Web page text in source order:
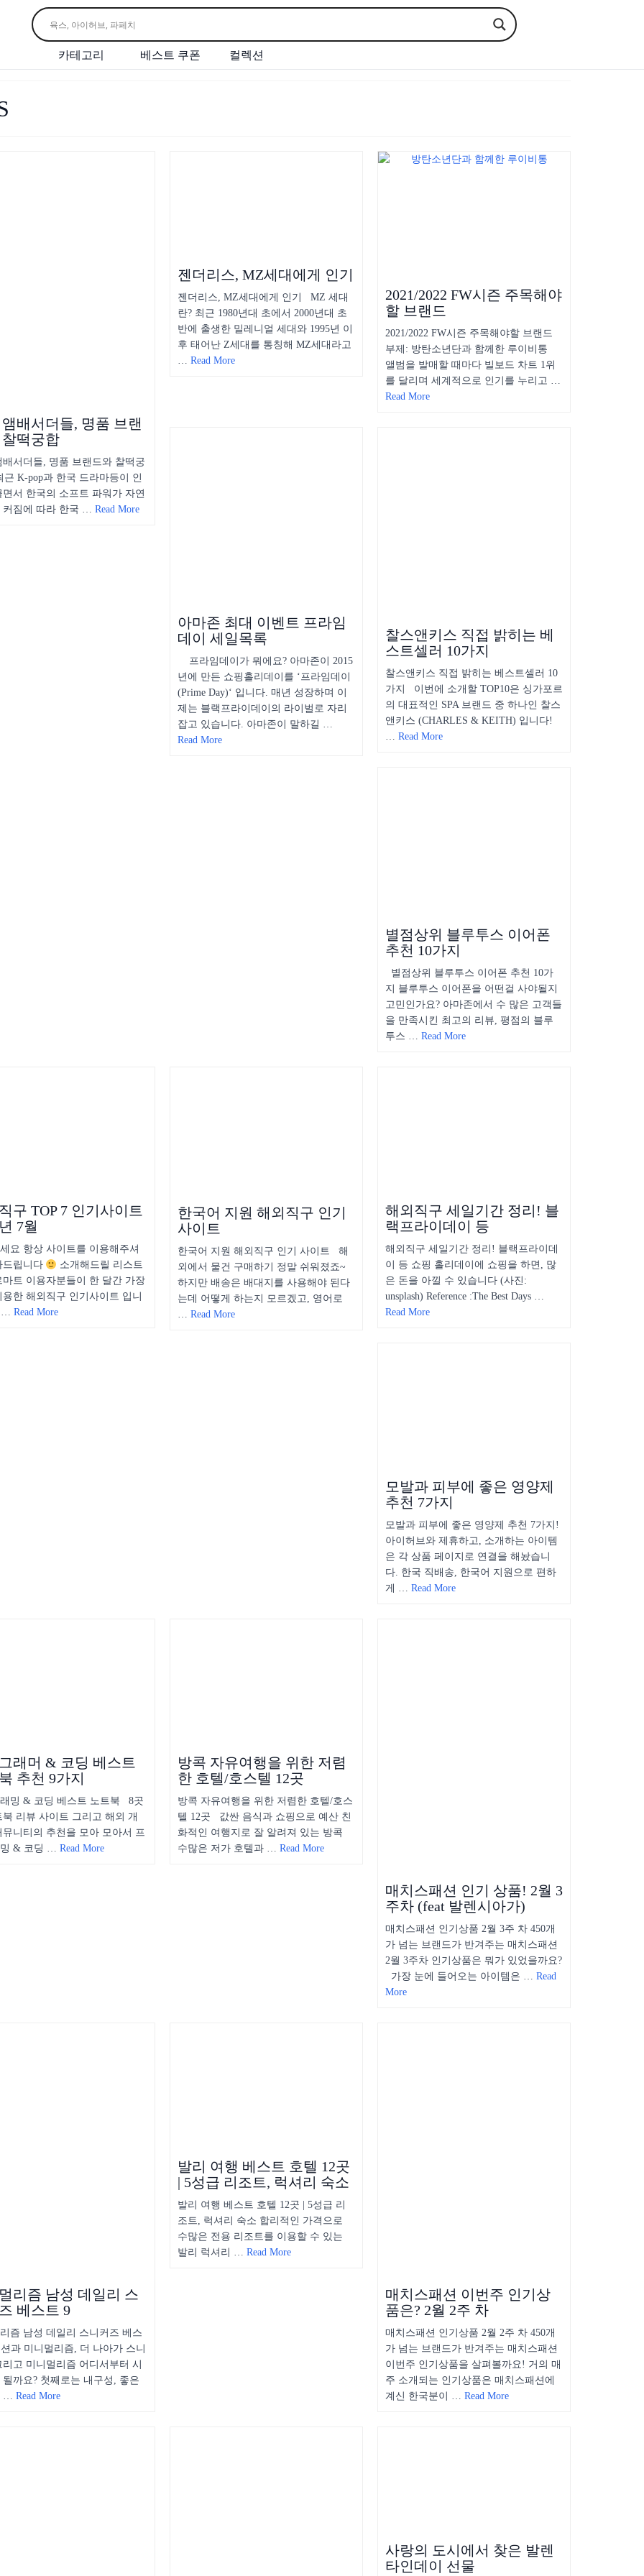
카테고리 베스트 쿠폰 컬렉션
배서더들, 명품 브랜
찰떡궁합
배서더들, 명품 브랜드와 찰떡궁
K-pop과 한국 드라마등이 인
면서 한국의 소프트 파워가 자연
커짐에 따라 한국 … Read More
젠더리스, MZ세대에게 인기
젠더리스, MZ세대에게 인기 MZ 세대
란? 최근 1980년대 초에서 2000년대 초
반에 출생한 밀레니얼 세대와 1995년 이
후 태어난 Z세대를 통칭해 MZ세대라고
… Read More
2021/2022 FW시즌 주목해야
할 브랜드
2021/2022 FW시즌 주목해야할 브랜드
부제: 방탄소년단과 함께한 루이비통
앨범을 발매할 때마다 빌보드 차트 1위
를 달리며 세계적으로 인기를 누리고 …
Read More
아마존 최대 이벤트 프라임
데이 세일목록
프라임데이가 뭐에요? 아마존이 2015
년에 만든 쇼핑홀리데이를 ‘프라임데이
(Prime Day)‘ 입니다. 매년 성장하며 이
제는 블랙프라이데이의 라이벌로 자리
잡고 있습니다. 아마존이 말하길 …
Read More
찰스앤키스 직접 밝히는 베
스트셀러 10가지
찰스앤키스 직접 밝히는 베스트셀러 10
가지 이번에 소개할 TOP10은 싱가포르
의 대표적인 SPA 브랜드 중 하나인 찰스
앤키스 (CHARLES & KEITH) 입니다!
… Read More
별점상위 블루투스 이어폰
추천 10가지
별점상위 블루투스 이어폰 추천 10가
지 블루투스 이어폰을 어떤걸 사야될지
고민인가요? 아마존에서 수 많은 고객들
을 만족시킨 최고의 리뷰, 평점의 블루
투스 … Read More
구 TOP 7 인기사이트
7월
요 항상 사이트를 이용해주셔
드립니다
소개해드릴 리스트
마트 이용자분들이 한 달간 가장
용한 해외직구 인기사이트 입니
… Read More
한국어 지원 해외직구 인기
사이트
한국어 지원 해외직구 인기 사이트 해
외에서 물건 구매하기 정말 쉬워졌죠~
하지만 배송은 배대지를 사용해야 된다
는데 어떻게 하는지 모르겠고, 영어로
Read More
해외직구 세일기간 정리! 블
랙프라이데이 등
해외직구 세일기간 정리! 블랙프라이데
이 등 쇼핑 홀리데이에 쇼핑을 하면, 많
은 돈을 아낄 수 있습니다 (사진:
unsplash) Reference :The Best Days …
Read More
모발과 피부에 좋은 영양제
추천 7가지
모발과 피부에 좋은 영양제 추천 7가지!
아이허브와 제휴하고, 소개하는 아이템
은 각 상품 페이지로 연결을 해놨습니
다. 한국 직배송, 한국어 지원으로 편하
게 … Read More
래머 & 코딩 베스트
추천 9가지
밍 & 코딩 베스트 노트북 8곳
북 리뷰 사이트 그리고 해외 개
뮤니티의 추천을 모아 모아서 프
밍 & 코딩 … Read More
방콕 자유여행을 위한 저렴
한 호텔/호스텔 12곳
방콕 자유여행을 위한 저렴한 호텔/호스
텔 12곳 값싼 음식과 쇼핑으로 예산 친
화적인 여행지로 잘 알려져 있는 방콕
수많은 저가 호텔과 … Read More
매치스패션 인기 상품! 2월 3
주차 (feat 발렌시아가)
매치스패션 인기상품 2월 3주 차 450개
가 넘는 브랜드가 반겨주는 매치스패션
2월 3주차 인기상품은 뭐가 있었을까요?
가장 눈에 들어오는 아이템은 … Read
More
리즘 남성 데일리 스
베스트 9
즘 남성 데일리 스니커즈 베스
과 미니멀리즘, 더 나아가 스니
리고 미니멀리즘 어디서부터 시
될까요? 첫째로는 내구성, 좋은
… Read More
발리 여행 베스트 호텔 12곳
| 5성급 리조트, 럭셔리 숙소
발리 여행 베스트 호텔 12곳 | 5성급 리
조트, 럭셔리 숙소 합리적인 가격으로
수많은 전용 리조트를 이용할 수 있는
발리 럭셔리 … Read More
매치스패션 이번주 인기상
품은? 2월 2주 차
매치스패션 인기상품 2월 2주 차 450개
가 넘는 브랜드가 반겨주는 매치스패션
이번주 인기상품을 살펴볼까요! 거의 매
주 소개되는 인기상품은 매치스패션에
계신 한국분이 … Read More
사랑의 도시에서 찾은 발렌
타인데이 선물